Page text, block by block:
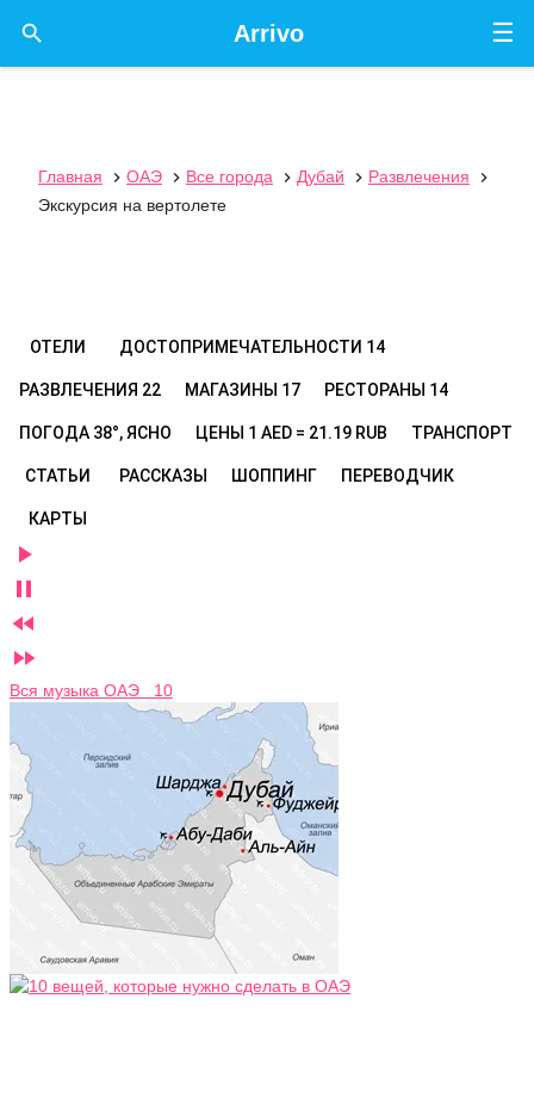
☰
Arrivo

Главная  ОАЭ  Все города  Дубай  Развлечения

Экскурсия на вертолете
ОТЕЛИ ДОСТОПРИМЕЧАТЕЛЬНОСТИ 14
РАЗВЛЕЧЕНИЯ 22 МАГАЗИНЫ 17 РЕСТОРАНЫ 14
ПОГОДА 38°, ЯСНО ЦЕНЫ 1 AED = 21.19 RUB ТРАНСПОРТ
СТАТЬИ РАССКАЗЫ ШОППИНГ ПЕРЕВОДЧИК
КАРТЫ




Вся музыка ОАЭ 10